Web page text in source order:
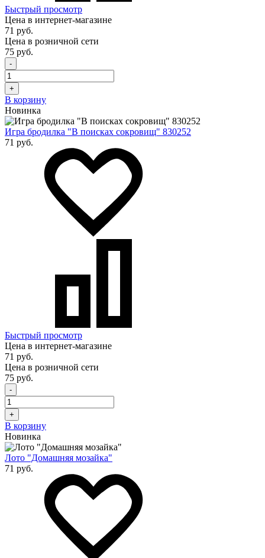
Быстрый просмотр
Цена в интернет-магазине
71 руб.
Цена в розничной сети
75 руб.
-
+
В корзину
Новинка
Игра бродилка "В поисках сокровищ" 830252
71 руб.
Быстрый просмотр
Цена в интернет-магазине
71 руб.
Цена в розничной сети
75 руб.
-
+
В корзину
Новинка
Лото "Домашняя мозайка"
71 руб.